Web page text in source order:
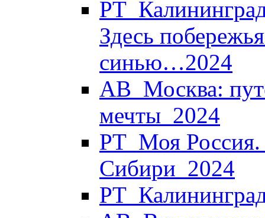
Здесь
синью…2024
АВ_Москва:
мечты_2024
РТ_Моя Россия.
Сибири_2024